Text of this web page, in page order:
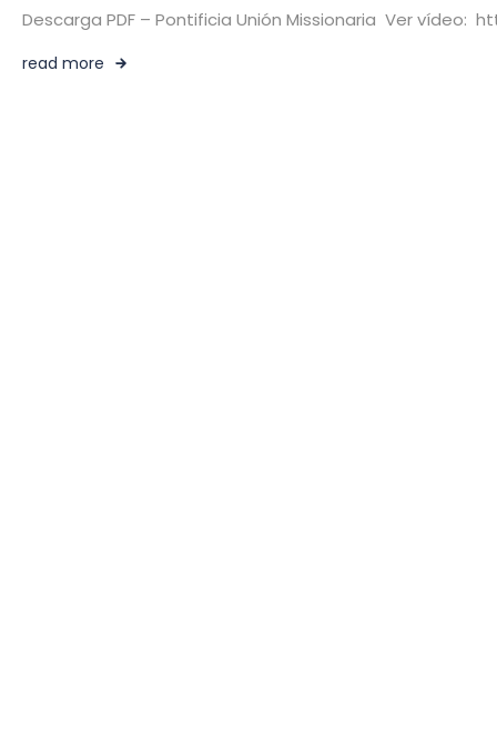
Descarga PDF – Pontificia Unión Missionaria Ver vídeo:
read more